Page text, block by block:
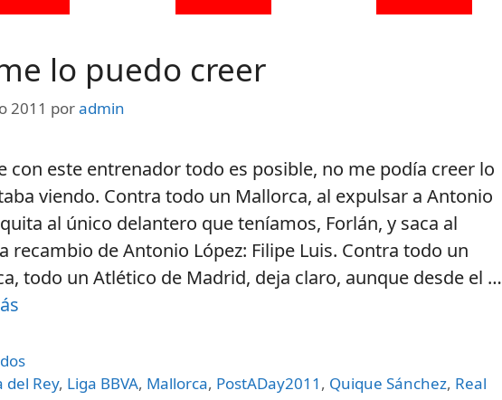
lo puedo creer
2011 poradmin
con este entrenador todo es posible, no me podía creer lo
viendo. Contra todo un Mallorca, al expulsar a Antonio
al único delantero que teníamos, Forlán, y saca al
recambio de Antonio López: Filipe Luis. Contra todo un
todo un Atlético de Madrid, deja claro, aunque desde el …
del Rey, Liga BBVA, Mallorca, PostADay2011 , Quique Sánchez, Real